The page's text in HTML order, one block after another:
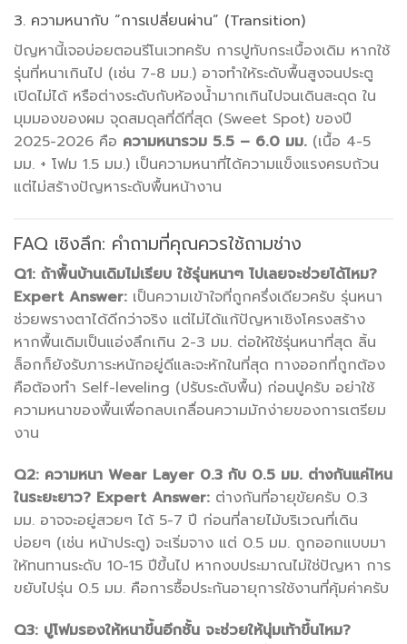
3. ความหนากับ “การเปลี่ยนผ่าน” (Transition)
ปัญหานี้เจอบ่อยตอนรีโนเวทครับ การปูทับกระเบื้องเดิม หากใช้
รุ่นที่หนาเกินไป (เช่น 7-8 มม.) อาจทำให้ระดับพื้นสูงจนประตู
เปิดไม่ได้ หรือต่างระดับกับห้องน้ำมากเกินไปจนเดินสะดุด ใน
มุมมองของผม จุดสมดุลที่ดีที่สุด (Sweet Spot) ของปี
2025-2026 คือ ความหนารวม 5.5 – 6.0 มม. (เนื้อ 4-5
มม. + โฟม 1.5 มม.) เป็นความหนาที่ได้ความแข็งแรงครบถ้วน
แต่ไม่สร้างปัญหาระดับพื้นหน้างาน
FAQ เชิงลึก: คำถามที่คุณควรใช้ถามช่าง
Q1: ถ้าพื้นบ้านเดิมไม่เรียบ ใช้รุ่นหนาๆ ไปเลยจะช่วยได้ไหม?
Expert Answer: เป็นความเข้าใจที่ถูกครึ่งเดียวครับ รุ่นหนา
ช่วยพรางตาได้ดีกว่าจริง แต่ไม่ได้แก้ปัญหาเชิงโครงสร้าง
หากพื้นเดิมเป็นแอ่งลึกเกิน 2-3 มม. ต่อให้ใช้รุ่นหนาที่สุด ลิ้น
ล็อกก็ยังรับภาระหนักอยู่ดีและจะหักในที่สุด ทางออกที่ถูกต้อง
คือต้องทำ Self-leveling (ปรับระดับพื้น) ก่อนปูครับ อย่าใช้
ความหนาของพื้นเพื่อกลบเกลื่อนความมักง่ายของการเตรียม
งาน
Q2: ความหนา Wear Layer 0.3 กับ 0.5 มม. ต่างกันแค่ไหน
ในระยะยาว? Expert Answer: ต่างกันที่อายุขัยครับ 0.3
มม. อาจจะอยู่สวยๆ ได้ 5-7 ปี ก่อนที่ลายไม้บริเวณที่เดิน
บ่อยๆ (เช่น หน้าประตู) จะเริ่มจาง แต่ 0.5 มม. ถูกออกแบบมา
ให้ทนทานระดับ 10-15 ปีขึ้นไป หากงบประมาณไม่ใช่ปัญหา การ
ขยับไปรุ่น 0.5 มม. คือการซื้อประกันอายุการใช้งานที่คุ้มค่าครับ
Q3: ปูโฟมรองให้หนาขึ้นอีกชั้น จะช่วยให้นุ่มเท้าขึ้นไหม?